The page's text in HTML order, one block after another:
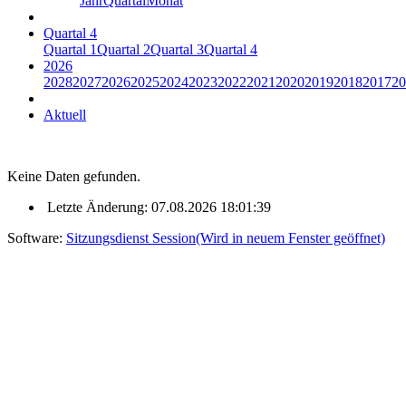
Quartal 4
Quartal 1Quartal 2Quartal 3Quartal 4
2026
20282027202620252024202320222021 2020201920182017
Aktuell
Keine Daten gefunden.
Letzte Änderung: 07.08.2026 18:01:39
Software: Sitzungsdienst Session(Wird in neuem Fenster geöffnet)